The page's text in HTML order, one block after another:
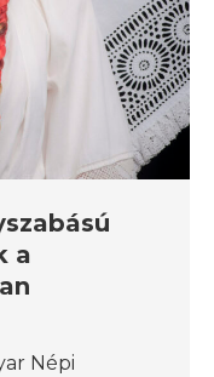
a
Népi